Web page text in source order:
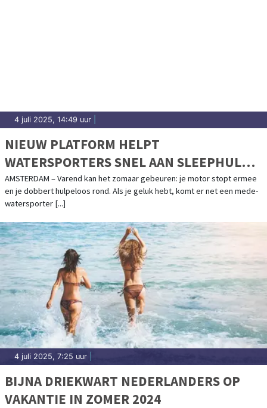
4 juli 2025, 14:49 uur
NIEUW PLATFORM HELPT
WATERSPORTERS SNEL AAN SLEEPHULP:
SLEPENDOENWESAMEN.NL LIVE
AMSTERDAM – Varend kan het zomaar gebeuren: je motor stopt ermee
en je dobbert hulpeloos rond. Als je geluk hebt, komt er net een mede-
watersporter [...]
4 juli 2025, 7:25 uur
BIJNA DRIEKWART NEDERLANDERS OP
VAKANTIE IN ZOMER 2024